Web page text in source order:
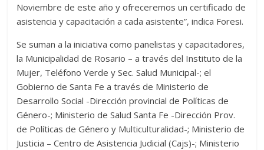
Noviembre de este año y ofreceremos un certificado de
asistencia y capacitación a cada asistente”, indica Foresi.
Se suman a la iniciativa como panelistas y capacitadores,
la Municipalidad de Rosario – a través del Instituto de la
Mujer, Teléfono Verde y Sec. Salud Municipal-; el
Gobierno de Santa Fe a través de Ministerio de
Desarrollo Social -Dirección provincial de Políticas de
Género-; Ministerio de Salud Santa Fe -Dirección Prov.
de Políticas de Género y Multiculturalidad-; Ministerio de
Justicia – Centro de Asistencia Judicial (Cajs)-; Ministerio